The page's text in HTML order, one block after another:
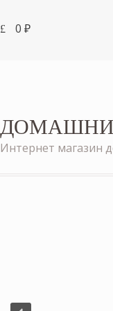
0 ₽
ДОМАШНИЙ
Интернет магазин